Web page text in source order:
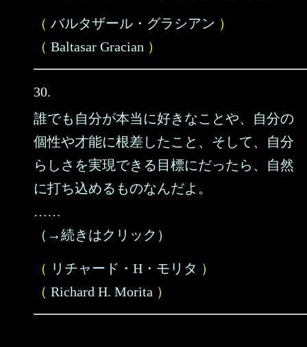
（ バルタザール・グラシアン ）
（ Baltasar Gracian ）
30.
誰でも自分が本当に好きなことや、自分の
個性や才能に根差したこと、そして、自分
らしさを実現できる目標にだったら、自然
に打ち込めるものなんだよ。
……
（→続きはクリック）
（ リチャード・H・モリタ ）
（ Richard H. Morita ）